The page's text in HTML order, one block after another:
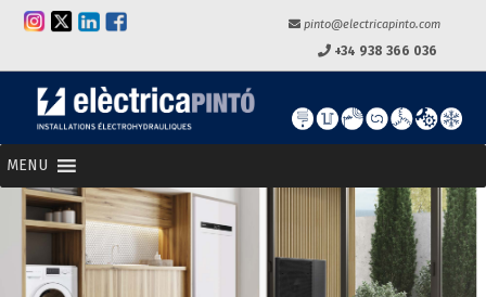
pinto@electricapinto.com
+34 938 366 036
MENU